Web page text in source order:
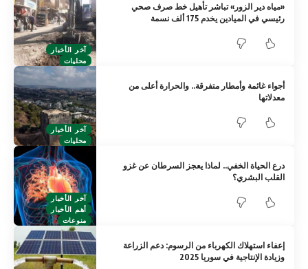
آخر الأخبار
محليات
«مياه دير الزور» تباشر تأهيل خط صرف صحي
رئيسي في الميادين يخدم 175 ألف نسمة
آخر الأخبار
محليات
أجواء غائمة وأمطار متفرقة.. والحرارة أعلى من
معدلاتها
آخر الأخبار
أهم الأخبار
منوعات
درع الحياة الخفي.. لماذا يعجز السرطان عن غزو
القلب البشري؟
إعفاء استهلاك الكهرباء من الرسوم: دعم الزراعة
وزيادة الإنتاجية في سوريا 2025